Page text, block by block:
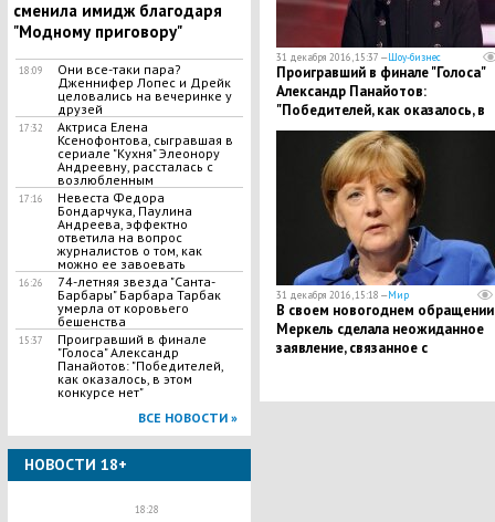
сменила имидж благодаря
"Модному приговору"
18:09
Они все-таки пара?
Дженнифер Лопес и Дрейк
целовались на вечеринке у
друзей
17:32
Актриса Елена
Ксенофонтова, сыгравшая в
сериале "Кухня" Элеонору
Андреевну, рассталась с
возлюбленным
17:16
Невеста Федора
Бондарчука, Паулина
Андреева, эффектно
ответила на вопрос
журналистов о том, как
можно ее завоевать
16:26
74-летняя звезда "Санта-
Барбары" Барбара Тарбак
умерла от коровьего
бешенства
15:37
Проигравший в финале
"Голоса" Александр
Панайотов: "Победителей,
как оказалось, в этом
конкурсе нет"
ВСЕ НОВОСТИ »
НОВОСТИ 18+
18:28
31 декабря 2016, 15:37 —Шоу-бизнес
Проигравший в финале "Голоса"
Александр Панайотов:
"Победителей, как оказалось, в
этом конкурсе нет"
31 декабря 2016, 15:18 —Мир
В своем новогоднем обращении
Меркель сделала неожиданное
заявление, связанное с